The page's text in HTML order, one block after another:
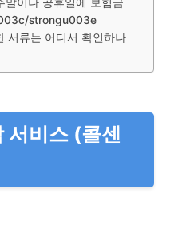
strongu003e
서류는 어디서 확인하나
서비스 (콜센